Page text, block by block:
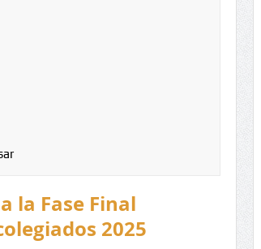
la Fase Final
2025